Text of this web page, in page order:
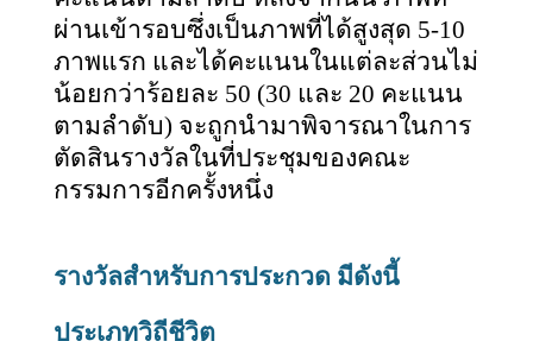
ผ่านเข้ารอบซึ่งเป็นภาพที่ได้สูงสุด 5-10
ภาพแรก และได้คะแนนในแต่ละส่วนไม่
น้อยกว่าร้อยละ 50 (30 และ 20 คะแนน
ตามลำดับ) จะถูกนำมาพิจารณาในการ
ตัดสินรางวัลในที่ประชุมของคณะ
กรรมการอีกครั้งหนึ่ง
รางวัลสำหรับการประกวด มีดังนี้
ประเภทวิถีชีวิต